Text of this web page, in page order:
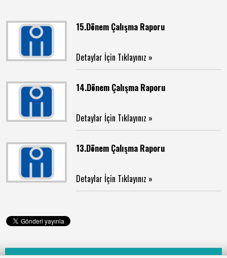
15.Dönem Çalışma Raporu
Detaylar İçin Tıklayınız »
14.Dönem Çalışma Raporu
Detaylar İçin Tıklayınız »
13.Dönem Çalışma Raporu
Detaylar İçin Tıklayınız »